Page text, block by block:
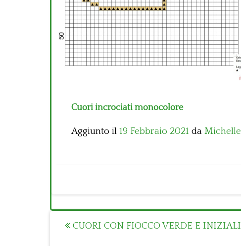
Cuori incrociati monocolore
Aggiunto il 19 Febbraio 2021 da Michelle
Post
CUORI CON FIOCCO VERDE E INIZIALI